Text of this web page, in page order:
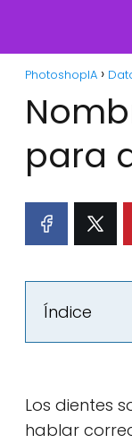
PhotoshopIA
para
Índice
Los dientes
hablar